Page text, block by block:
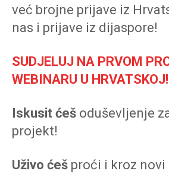
već brojne prijave iz
nas i prijave iz dijaspore!
SUDJELUJ NA PRVOM
WEBINARU U HRVATSKOJ!
Iskusit ćeš oduševljenje
projekt!
Uživo ćeš proći i kroz novi